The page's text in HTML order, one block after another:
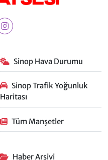
Sinop Hava Durumu
Sinop Trafik Yoğunluk
Haritası
Tüm Manşetler
Haber Arşivi